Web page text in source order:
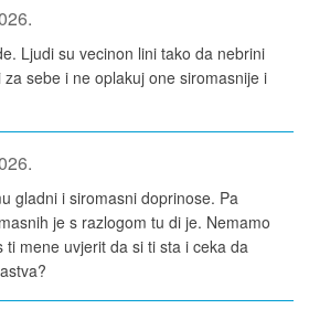
Ljudi su vecinon lini tako da nebrini
sebe i ne oplakuj one siromasnije i
gladni i siromasni doprinose. Pa
je s razlogom tu di je. Nemamo
ti mene uvjerit da si ti sta i ceka da